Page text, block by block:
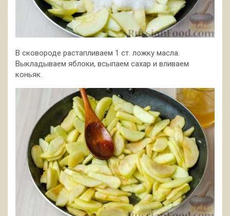
В сковороде растапливаем 1 ст. ложку масла.
Выкладываем яблоки, всыпаем сахар и вливаем
коньяк.